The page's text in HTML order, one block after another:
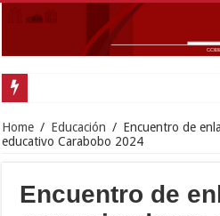
Home / Educación / Encuentro de
educativo Carabobo 2024
Encuentro de